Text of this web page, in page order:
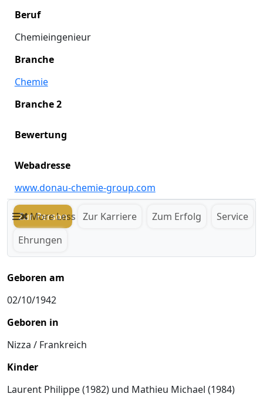
Beruf
Chemieingenieur
Branche
Chemie
Branche 2
Bewertung
Webadresse
www.donau-chemie-group.com
Zur Person Zur Karriere Zum Erfolg
Service
Ehrungen
MoreLess
Geboren am
02/10/1942
Geboren in
Nizza / Frankreich
Kinder
Laurent Philippe (1982) und Mathieu Michael (1984)